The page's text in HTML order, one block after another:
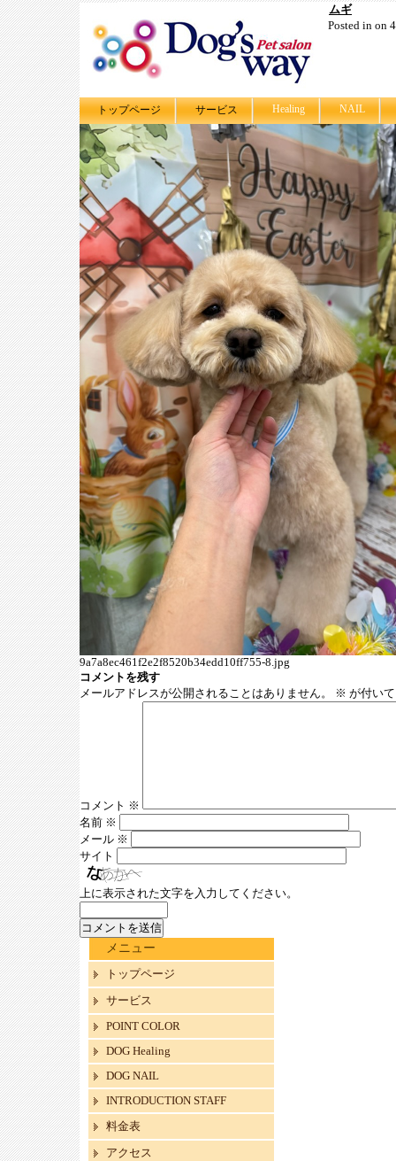
トップページ サービス Healing NAIL
ムギ
Posted in on
9a7a8ec461f2e2f8520b34edd10ff755-8.jpg
コメントを残す
メールアドレスが公開されることはありません。
※ が付い
コメント ※
名前 ※
メール ※
サイト
上に表示された文字を入力してください。
メニュー
トップページ
サービス
POINT COLOR
DOG Healing
DOG NAIL
INTRODUCTION STAFF
料金表
アクセス